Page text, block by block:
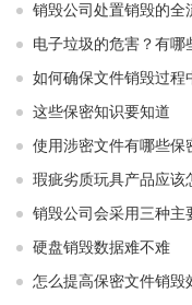
销毁公司处置销毁的全
电子垃圾的危害？有哪
如何确保文件销毁过程
这些保密知识要知道
使用涉密文件有哪些保
瑕疵劣质玩具产品应该
销毁公司会采用三种主
硬盘销毁数据难不难
怎么提高保密文件销毁